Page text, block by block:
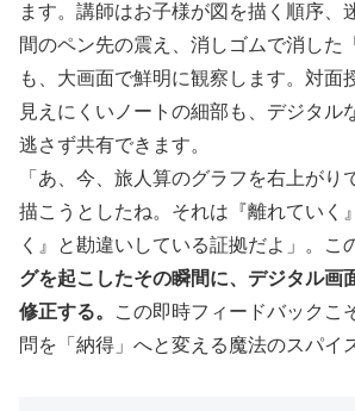
ます。講師はお子様が図を描く順序、
間のペン先の震え、消しゴムで消した
も、大画面で鮮明に観察します。対面
見えにくいノートの細部も、デジタル
逃さず共有できます。
「あ、今、旅人算のグラフを右上がり
描こうとしたね。それは『離れていく
く』と勘違いしている証拠だよ」。こ
グを起こしたその瞬間に、デジタル画
修正する。
この即時フィードバックこ
問を「納得」へと変える魔法のスパイ